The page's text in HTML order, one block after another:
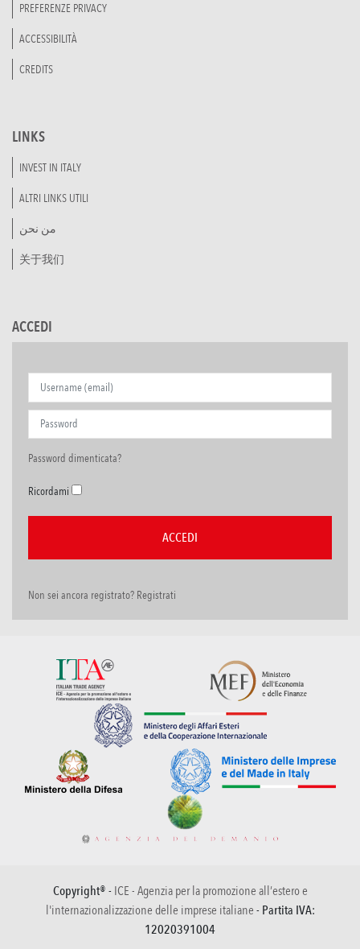
PREFERENZE PRIVACY
ACCESSIBILITÀ
CREDITS
LINKS
INVEST IN ITALY
ALTRI LINKS UTILI
من نحن
关于我们
ACCEDI
Password dimenticata?
Ricordami
Non sei ancora registrato? Registrati
Copyright® - ICE - Agenzia per la promozione all’estero e
l'internazionalizzazione delle imprese italiane - Partita IVA:
12020391004